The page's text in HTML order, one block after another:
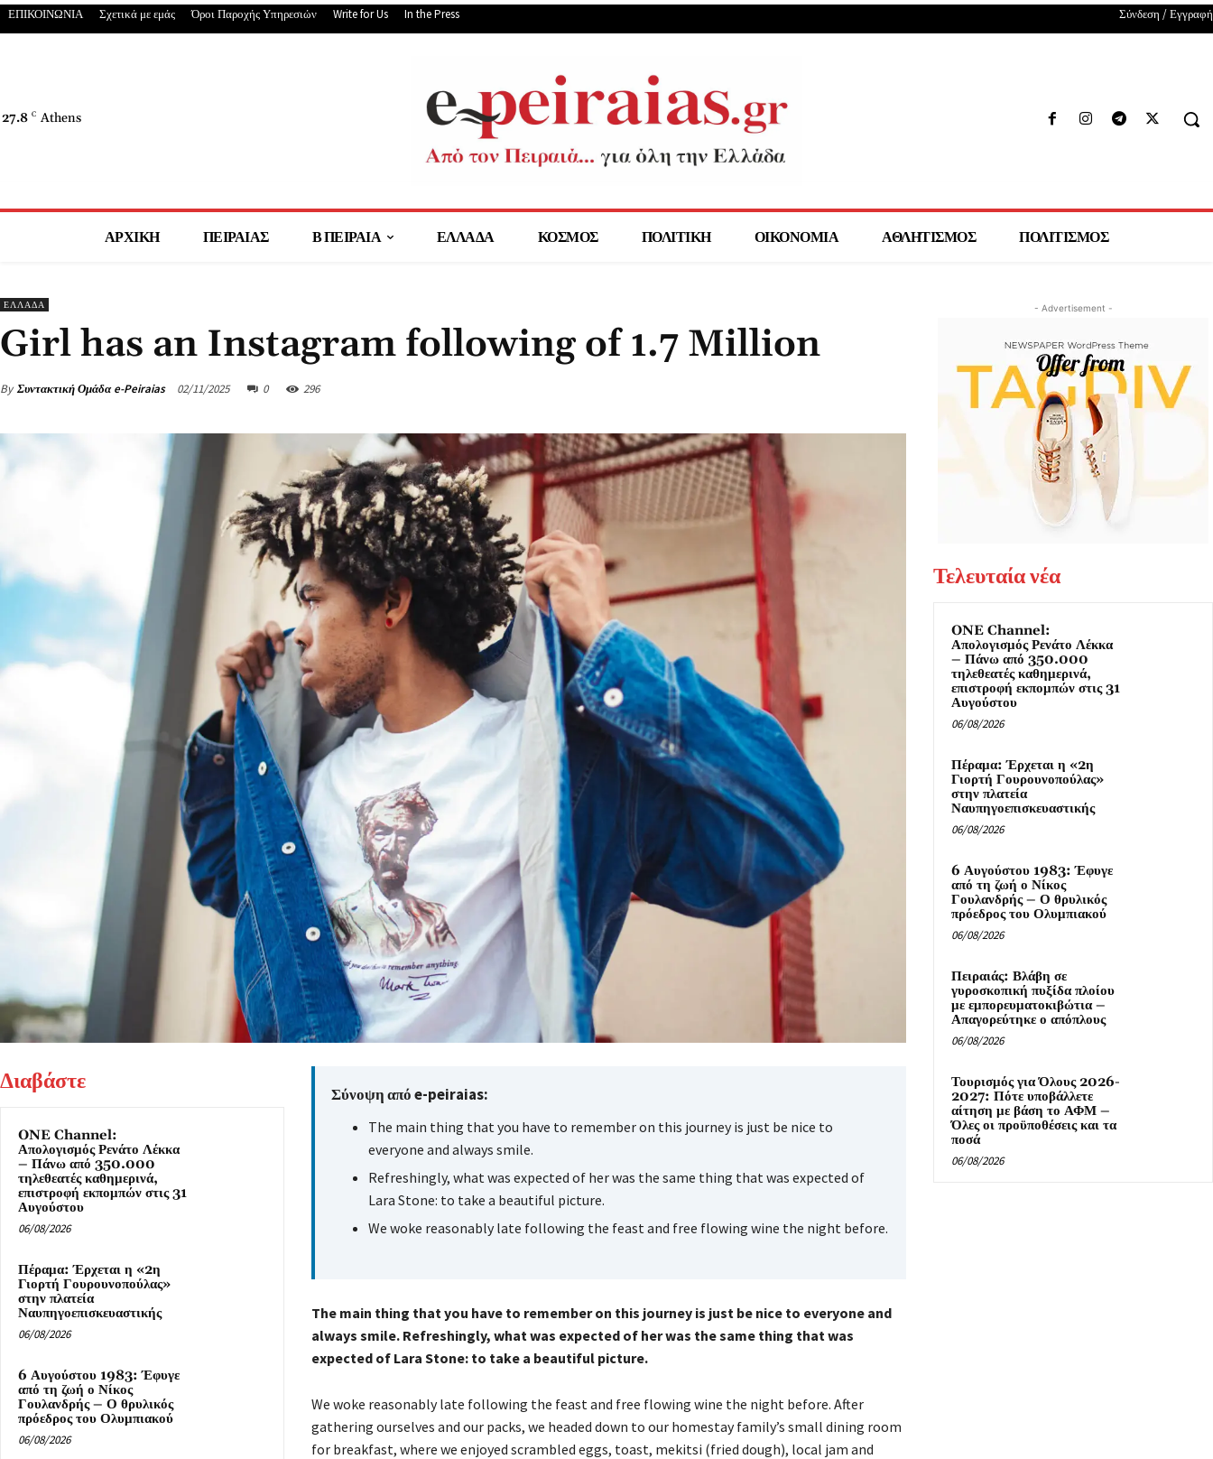
ΕΠΙΚΟΙΝΩΝΙΑ Σχετικά με εμάς Όροι Παροχής Υπηρεσιών Write for Us In the Press Σύνδεση / Εγγραφή
27.8 C Athens
ΑΡΧΙΚΗ ΠΕΙΡΑΙΑΣ Β ΠΕΙΡΑΙΑ ΕΛΛΑΔΑ ΚΟΣΜΟΣ ΠΟΛΙΤΙΚΗ ΟΙΚΟΝΟΜΙΑ ΑΘΛΗΤΙΣΜΟΣ ΠΟΛΙΤΙΣΜΟΣ
ΕΛΛΑΔΑ
Girl has an Instagram following of 1.7 Million
By Συντακτική Ομάδα e-Peiraias 02/11/2025 0 296
Διαβάστε
ONE Channel:
Απολογισμός Ρενάτο Λέκκα
– Πάνω από 350.000
τηλεθεατές καθημερινά,
επιστροφή εκπομπών στις 31
Αυγούστου
06/08/2026
Πέραμα: Έρχεται η «2η
Γιορτή Γουρουνοπούλας»
στην πλατεία
Ναυπηγοεπισκευαστικής
06/08/2026
6 Αυγούστου 1983: Έφυγε
από τη ζωή ο Νίκος
Γουλανδρής – Ο θρυλικός
πρόεδρος του Ολυμπιακού
06/08/2026
Σύνοψη από e-peiraias:
The main thing that you have to remember on this journey is just be nice to
everyone and always smile.
Refreshingly, what was expected of her was the same thing that was expected of
Lara Stone: to take a beautiful picture.
We woke reasonably late following the feast and free flowing wine the night before.
The main thing that you have to remember on this journey is just be nice to everyone and
always smile. Refreshingly, what was expected of her was the same thing that was
expected of Lara Stone: to take a beautiful picture.
We woke reasonably late following the feast and free flowing wine the night before. After
gathering ourselves and our packs, we headed down to our homestay family’s small dining room
for breakfast, where we enjoyed scrambled eggs, toast, mekitsi (fried dough), local jam and
- Advertisement -
Τελευταία νέα
ONE Channel:
Απολογισμός Ρενάτο Λέκκα
– Πάνω από 350.000
τηλεθεατές καθημερινά,
επιστροφή εκπομπών στις 31
Αυγούστου
06/08/2026
Πέραμα: Έρχεται η «2η
Γιορτή Γουρουνοπούλας»
στην πλατεία
Ναυπηγοεπισκευαστικής
06/08/2026
6 Αυγούστου 1983: Έφυγε
από τη ζωή ο Νίκος
Γουλανδρής – Ο θρυλικός
πρόεδρος του Ολυμπιακού
06/08/2026
Πειραιάς: Βλάβη σε
γυροσκοπική πυξίδα πλοίου
με εμπορευματοκιβώτια –
Απαγορεύτηκε ο απόπλους
06/08/2026
Τουρισμός για Όλους 2026-
2027: Πότε υποβάλλετε
αίτηση με βάση το ΑΦΜ –
Όλες οι προϋποθέσεις και τα
ποσά
06/08/2026